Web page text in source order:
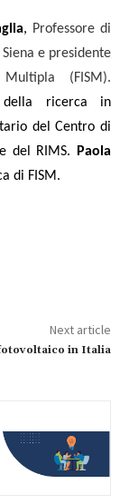
, Professore di
e presidente
(FISM).
della ricerca in
del Centro di
del RIMS.
Paola
di FISM.
Next article
in Italia